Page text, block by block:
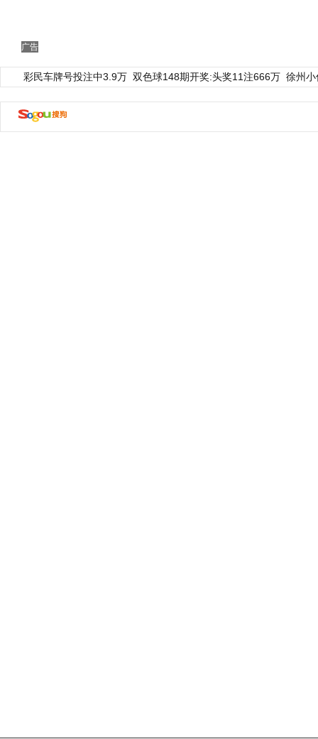
广告
彩民车牌号投注中3.9万 双色球148期开奖:头奖11注666万 徐州